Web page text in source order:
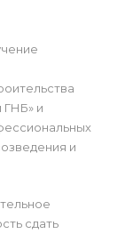
ГНБ» и
и
сдать